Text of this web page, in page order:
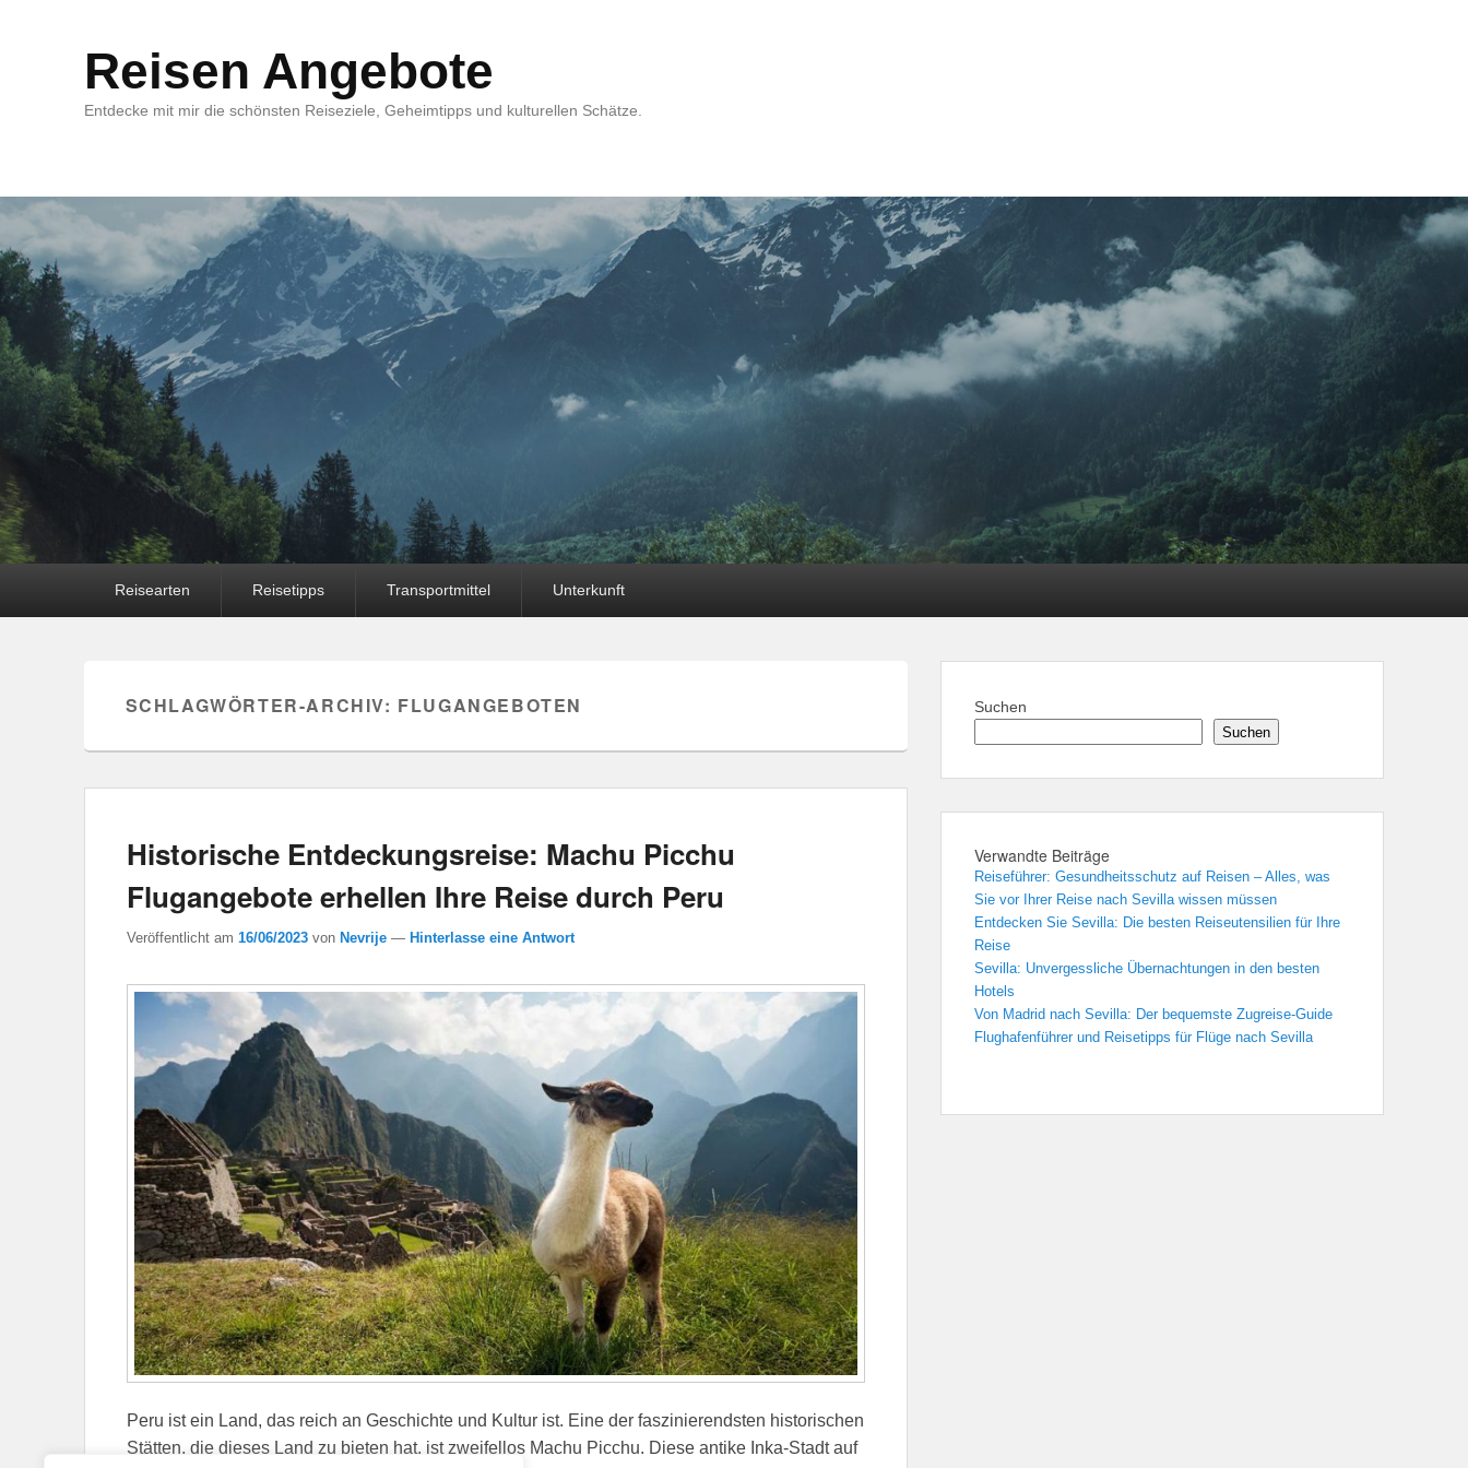
Reisen Angebote
Entdecke mit mir die schönsten Reiseziele, Geheimtipps und kulturellen Schätze.
Reisearten Reisetipps Transportmittel Unterkunft
SCHLAGWÖRTER-ARCHIV: FLUGANGEBOTEN
Historische Entdeckungsreise: Machu Picchu
Flugangebote erhellen Ihre Reise durch Peru
Veröffentlicht am 16/06/2023 von Nevrije — Hinterlasse eine Antwort
Peru ist ein Land, das reich an Geschichte und Kultur ist. Eine der faszinierendsten historischen
Stätten, die dieses Land zu bieten hat, ist zweifellos Machu Picchu. Diese antike Inka-Stadt auf
Suchen
Suchen
Verwandte Beiträge
Reiseführer: Gesundheitsschutz auf Reisen – Alles, was
Sie vor Ihrer Reise nach Sevilla wissen müssen
Entdecken Sie Sevilla: Die besten Reiseutensilien für Ihre
Reise
Sevilla: Unvergessliche Übernachtungen in den besten
Hotels
Von Madrid nach Sevilla: Der bequemste Zugreise-Guide
Flughafenführer und Reisetipps für Flüge nach Sevilla